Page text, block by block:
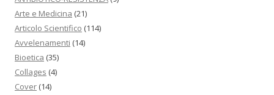
Arte e Medicina (21)
Articolo Scientifico (114)
Avvelenamenti (14)
Bioetica (35)
Collages (4)
Cover (14)